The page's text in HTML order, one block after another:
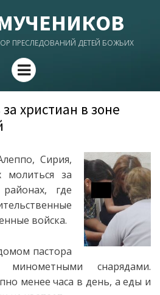
ПРЕСЛЕДОВАНИЙ ДЕТЕЙ БОЖЬИХ
Menu
христиан в зоне
Сирия,
молиться за
где
войска.
пастора
снарядами.
менее часа в день, а еды и